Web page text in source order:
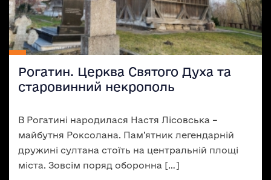
Рогатин. Церква Святого Духа та
старовинний некрополь
В Рогатині народилася Настя Лісовська –
майбутня Роксолана. Пам’ятник легендарній
дружині султана стоїть на центральній площі
міста. Зовсім поряд оборонна […]